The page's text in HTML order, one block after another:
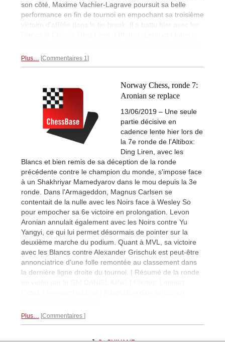
son côté, Maxime Vachier-Lagrave poursuit sa belle
performance en fin de tournoi en empochant sa troisième
victoire d'affilée dans le tie-break. Il a battu hier avec les
Plus… Commentaires 1
Norway Chess, ronde 7:
Aronian se replace
13/06/2019 – Une seule
partie décisive en
cadence lente hier lors de
la 7e ronde de l'Altibox:
Ding Liren, avec les
Blancs et bien remis de sa déception de la ronde
précédente contre le champion du monde, s'impose face
à un Shakhriyar Mamedyarov dans le mou depuis la 3e
ronde. Dans l'Armageddon, Magnus Carlsen se
contentait de la nulle avec les Noirs face à Wesley So
pour empocher sa 6e victoire en prolongation. Levon
Aronian annulait également avec les Noirs contre Yu
Yangyi, ce qui lui permet désormais de pointer sur la
deuxième marche du podium. Quant à MVL, sa victoire
avec les Blancs contre Alexander Grischuk est peut-être
annonciatrice d'une folle remontée au classement dans
la dernière ligne droite du tournoi. | Résumé de la ronde
Plus… Commentaires